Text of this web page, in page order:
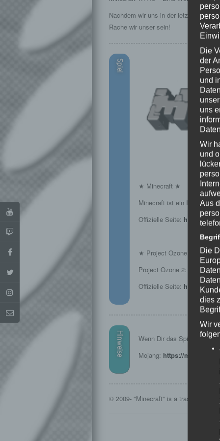
Nachdem wir uns in der letzten Folge
Rache wir unser sein!
Spiel
★ Minecraft ★
Minecraft ist ein Indie
Offizielle Seite: https://
★ Project Ozone 2:
Project Ozone 2: Reloaded
Offizielle Seite: https://
Hinweise
Wenn Dir das Spiel gefällt,
Mojang: https://
© 2009- "Minecraft" is a trademark of
Die
der
und
uns
Wir
und
Aus
Die
dies
Wir